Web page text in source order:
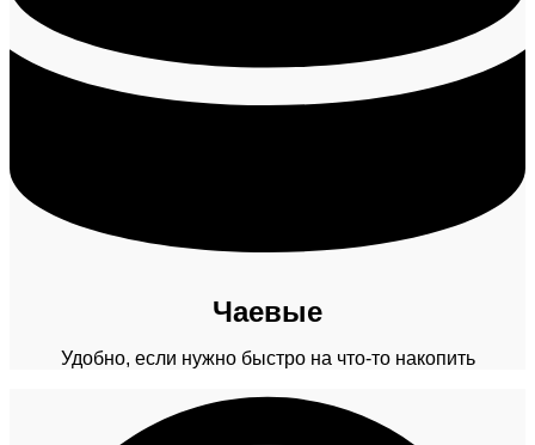
Чаевые
Удобно, если нужно быстро на что-то накопить